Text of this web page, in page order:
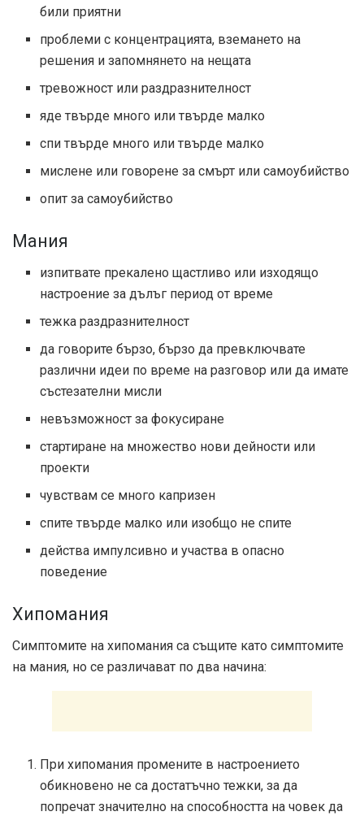
били приятни
проблеми с концентрацията, вземането на
решения и запомнянето на нещата
тревожност или раздразнителност
яде твърде много или твърде малко
спи твърде много или твърде малко
мислене или говорене за смърт или самоубийство
опит за самоубийство
Мания
изпитвате прекалено щастливо или изходящо
настроение за дълъг период от време
тежка раздразнителност
да говорите бързо, бързо да превключвате
различни идеи по време на разговор или да имате
състезателни мисли
невъзможност за фокусиране
стартиране на множество нови дейности или
проекти
чувствам се много капризен
спите твърде малко или изобщо не спите
действа импулсивно и участва в опасно
поведение
Хипомания
Симптомите на хипомания са същите като симптомите
на мания, но се различават по два начина:
При хипомания промените в настроението
обикновено не са достатъчно тежки, за да
попречат значително на способността на човек да